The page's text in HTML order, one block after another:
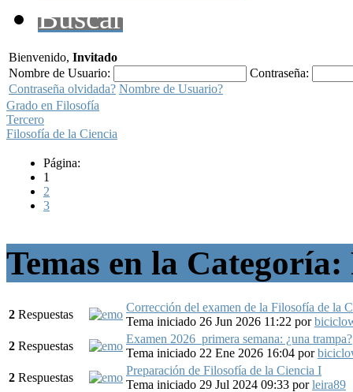
Buscar
Bienvenido, Invitado
Nombre de Usuario:
Contraseña:
Contraseña olvidada? Nombre de Usuario?
Grado en Filosofía
Tercero
Filosofía de la Ciencia
Página:
1
2
3
Temas en la
2 Respuestas
Corrección del examen de la Filosofía de la
Tema iniciado 26 Jun 2026 11:22 por
2 Respuestas
Examen 2026_primera semana: ¿una trampa?
Tema iniciado 22 Ene 2026 16:04 por
2 Respuestas
Preparación de Filosofía de la Ciencia I
Tema iniciado 29 Jul 2024 09:33 porleira89